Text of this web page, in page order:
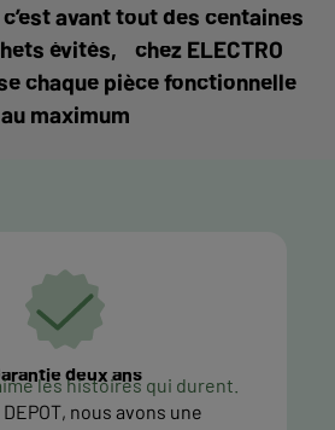
avant tout des centaines
évités, chez ELECTRO
chaque pièce fonctionnelle
au maximum
deux ans
les histoires qui durent.
DEPOT, nous avons une